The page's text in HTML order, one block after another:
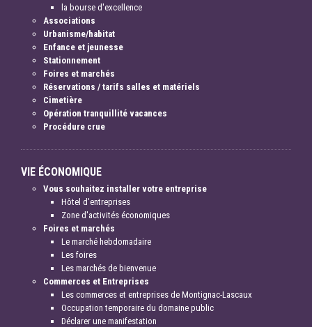
la bourse d'excellence
Associations
Urbanisme/habitat
Enfance et jeunesse
Stationnement
Foires et marchés
Réservations / tarifs salles et matériels
Cimetière
Opération tranquillité vacances
Procédure crue
VIE ÉCONOMIQUE
Vous souhaitez installer votre entreprise
Hôtel d'entreprises
Zone d'activités économiques
Foires et marchés
Le marché hebdomadaire
Les foires
Les marchés de bienvenue
Commerces et Entreprises
Les commerces et entreprises de Montignac-Lascaux
Occupation temporaire du domaine public
Déclarer une manifestation